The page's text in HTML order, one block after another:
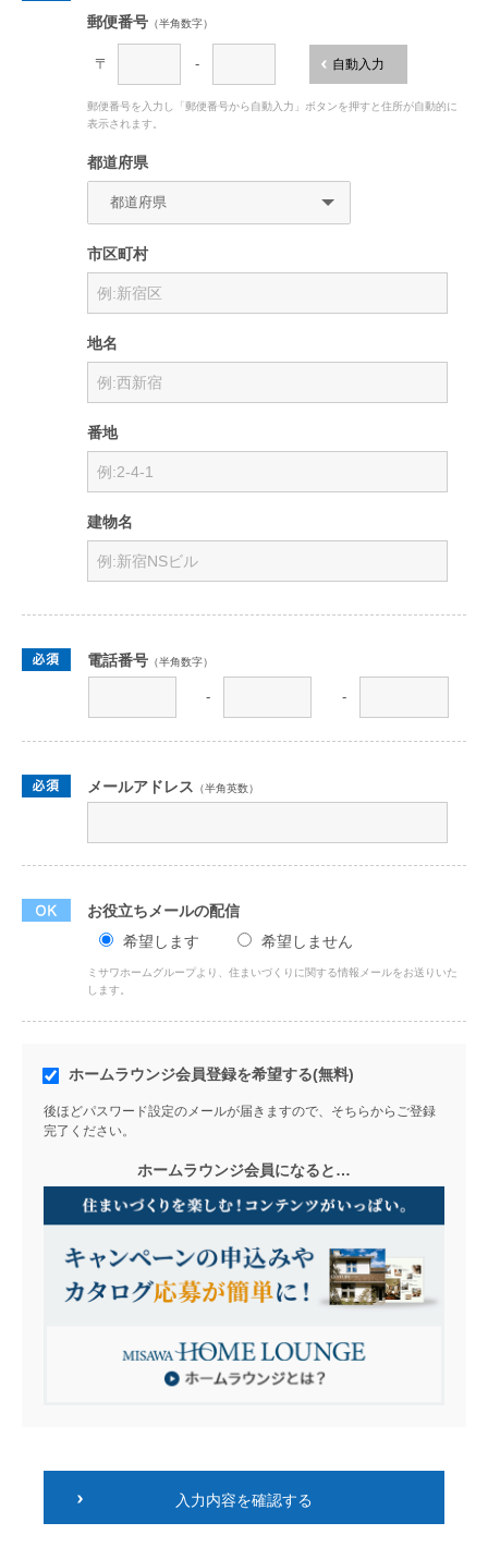
郵便番号 （半角数字）
〒 - 自動入力
郵便番号を入力し「郵便番号から自動入力」ボタンを押すと住所が自動的に
表示されます。
都道府県
市区町村
地名
番地
建物名
電話番号 （半角数字）
- -
メールアドレス （半角英数）
お役立ちメールの配信
希望します
希望しません
ミサワホームグループより、住まいづくりに関する情報メールをお送りいた
します。
ホームラウンジ会員登録を希望する(無料)
後ほどパスワード設定のメールが届きますので、そちらからご登録
完了ください。
ホームラウンジ会員になると…
入力内容を確認する